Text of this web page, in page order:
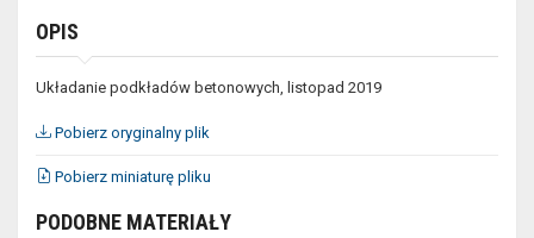
OPIS
Układanie podkładów betonowych, listopad 2019
Pobierz oryginalny plik
Pobierz miniaturę pliku
PODOBNE MATERIAŁY